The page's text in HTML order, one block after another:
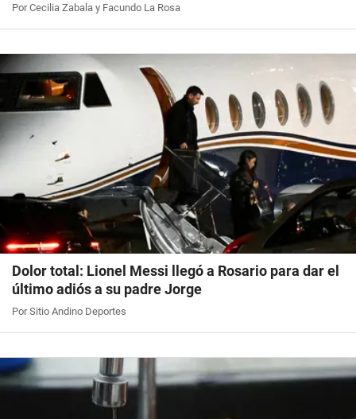
Por Cecilia Zabala y Facundo La Rosa
Dolor total: Lionel Messi llegó a Rosario para dar el
último adiós a su padre Jorge
Por Sitio Andino Deportes